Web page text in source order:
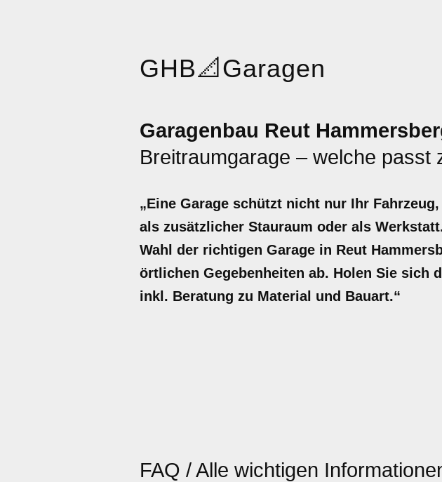
GHB📐Garagen
Garagenbau Reut
Breitraumgarage – welche passt
„Eine Garage schützt nicht nur Ihr
als zusätzlicher Stauraum oder als
Wahl der richtigen Garage in Reut
örtlichen Gegebenheiten ab. Holen Sie sich
inkl. Beratung zu Material und Bauart.“
FAQ / Alle wichtigen